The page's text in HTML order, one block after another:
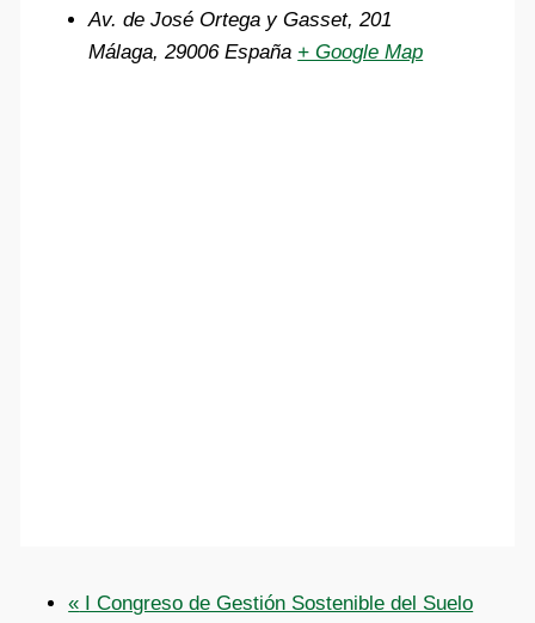
Av. de José Ortega y Gasset, 201
Málaga, 29006 España + Google Map
« I Congreso de Gestión Sostenible del Suelo